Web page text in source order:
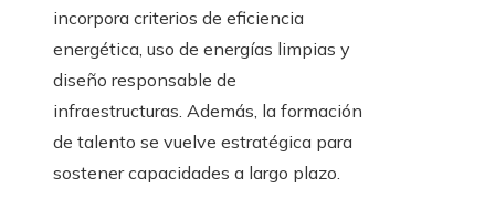
incorpora criterios de eficiencia
energética, uso de energías limpias y
diseño responsable de
infraestructuras. Además, la formación
de talento se vuelve estratégica para
sostener capacidades a largo plazo.